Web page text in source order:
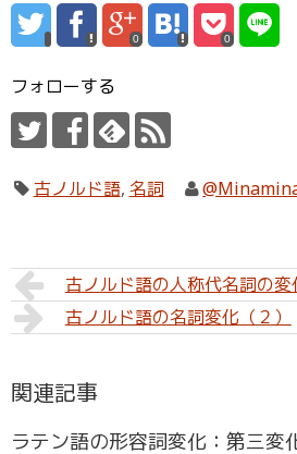
0 0
フォローする
古ノルド語, 名詞
古ノルド語の人称代名詞の変
古ノルド語の名詞変化（２）
関連記事
ラテン語の形容詞変化：第三変